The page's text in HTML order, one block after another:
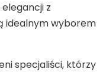
z
idealnym wyborem
specjaliści, którzy